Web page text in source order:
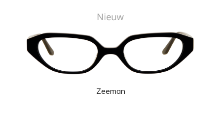
Zeeman